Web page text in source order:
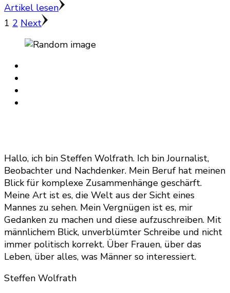
Artikel lesen
Seitennummerierung
der
Beiträge
Page
1 Page
2 Next
Hallo, ich bin Steffen Wolfrath. Ich bin Journalist,
Beobachter und Nachdenker. Mein Beruf hat meinen
Blick für komplexe Zusammenhänge geschärft.
Meine Art ist es, die Welt aus der Sicht eines
Mannes zu sehen. Mein Vergnügen ist es, mir
Gedanken zu machen und diese aufzuschreiben. Mit
männlichem Blick, unverblümter Schreibe und nicht
immer politisch korrekt. Über Frauen, über das
Leben, über alles, was Männer so interessiert.
Steffen Wolfrath